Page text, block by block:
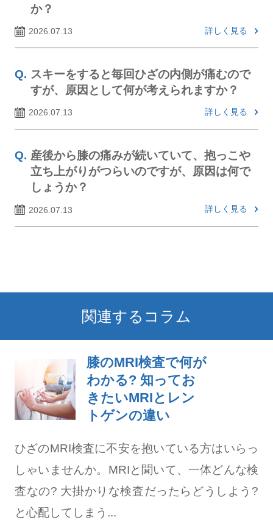
か？
2026.07.13 詳しく見る
スキーをすると毎回ひざの内側が痛むので
すが、原因として何が考えられますか？
2026.07.13 詳しく見る
産後から膝の痛みが続いていて、抱っこや
立ち上がりがつらいのですが、原因は何で
しょうか？
2026.07.13 詳しく見る
関連するコラム
膝のMRI検査で何が
わかる? 知ってお
きたいMRIとレン
トゲンの違い
ひざのMRI検査に不安を抱いている方はいらっ
しゃいませんか。MRIと聞いて、一体どんな検
査なの? 大掛かりな検査だったらどうしよう?
と心配してしまう...